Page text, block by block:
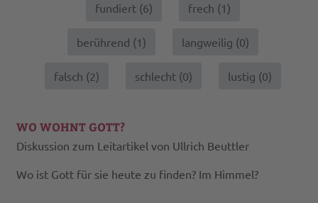
fundiert (6) frech (1)
berührend (1) langweilig (0)
falsch (2) schlecht (0) lustig (0)
WO WOHNT GOTT?
Diskussion zum Leitartikel von Ullrich Beuttler
Wo ist Gott für sie heute zu finden? Im Himmel?